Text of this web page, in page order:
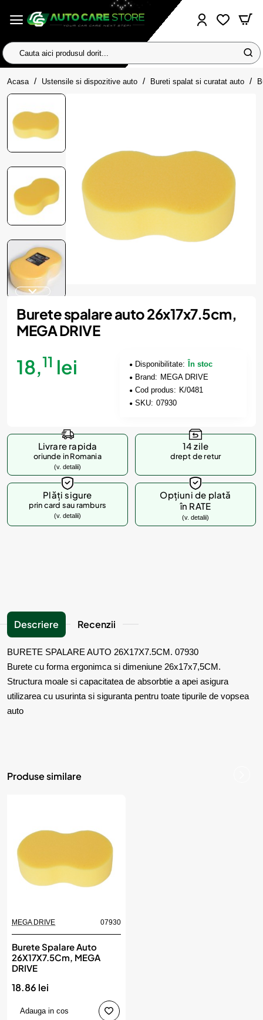
Cauta
aici
produsul
dorit...
Acasa homeUstensile si dispozitive auto Bureti spalat si curatat auto
Burete spalare auto 26x17x7.5cm,
MEGA DRIVE
18,11 lei Disponibilitate:
În stoc
Brand: MEGA DRIVE
Cod produs: K/0481
SKU: 07930
Livrare rapida
oriunde in Romania
(v. detalii)
14 zile
drept de retur
Plăți sigure
prin card sau ramburs
(v. detalii)
Opțiuni de plată
în RATE
(v. detalii)
Descriere Recenzii
BURETE SPALARE AUTO 26X17X7.5CM. 07930
Burete cu forma ergonimca si dimeniune 26x17x7,5CM.
Structura moale si capacitatea de absorbtie a apei asigura
utilizarea cu usurinta si siguranta pentru toate tipurile de vopsea
auto
Produse similare
MEGA DRIVE 07930
Burete Spalare Auto
26X17X7.5Cm, MEGA
DRIVE
18.86 lei
Adauga in cos